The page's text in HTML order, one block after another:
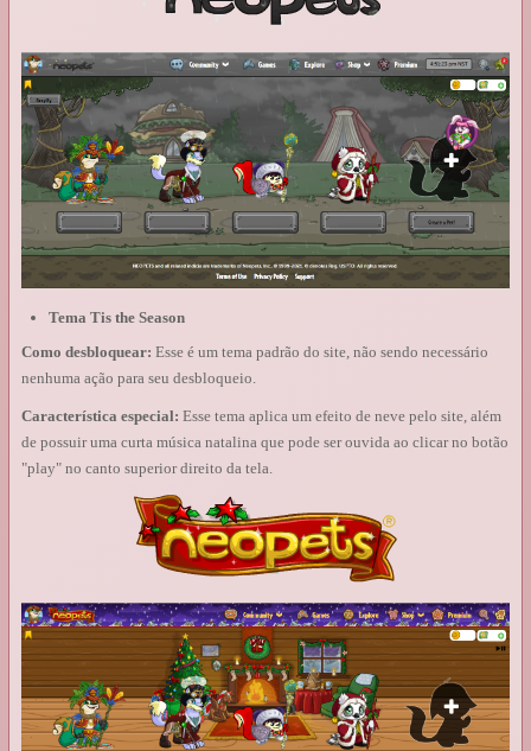
Tema Tis the Season
Como desbloquear: Esse é um tema padrão do site, não sendo necessário
nenhuma ação para seu desbloqueio.
Característica especial: Esse tema aplica um efeito de neve pelo site, além
de possuir uma curta música natalina que pode ser ouvida ao clicar no botão
"play" no canto superior direito da tela.